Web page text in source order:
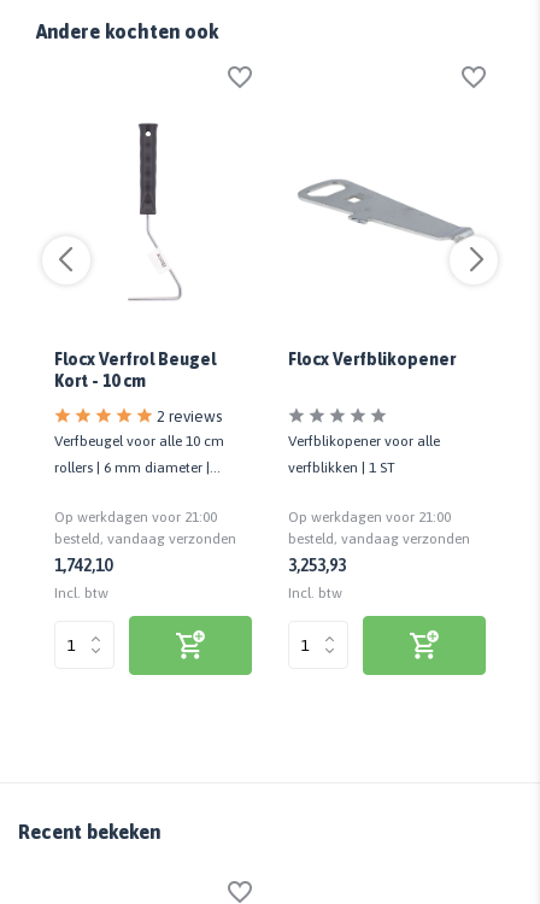
Andere kochten ook
Flocx Verfrol Beugel
Kort - 10 cm
2 reviews
Verfbeugel voor alle 10 cm
rollers | 6 mm diameter |
Op werkdagen voor 21:00
besteld, vandaag verzonden
1,742,10
Incl. btw
Flocx Verfblikopener
Verfblikopener voor alle
verfblikken | 1 ST
Op werkdagen voor 21:00
besteld, vandaag verzonden
3,253,93
Incl. btw
Recent bekeken